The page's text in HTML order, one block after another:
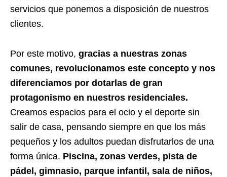
servicios que ponemos a disposición de nuestros
clientes.
Por este motivo, gracias a nuestras zonas
comunes, revolucionamos este concepto y nos
diferenciamos por dotarlas de gran
protagonismo en nuestros residenciales.
Creamos espacios para el ocio y el deporte sin
salir de casa, pensando siempre en que los más
pequeños y los adultos puedan disfrutarlos de una
forma única. Piscina, zonas verdes, pista de
pádel, gimnasio, parque infantil, sala de niños,